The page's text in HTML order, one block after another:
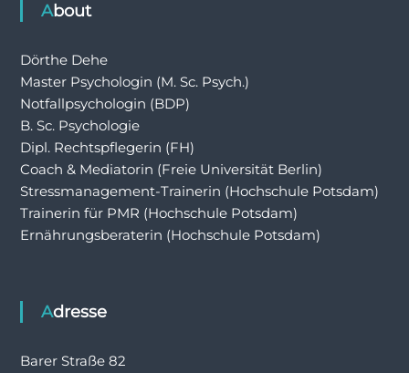
About
Dörthe Dehe
Master Psychologin (M. Sc. Psych.)
Notfallpsychologin (BDP)
B. Sc. Psychologie
Dipl. Rechtspflegerin (FH)
Coach & Mediatorin (Freie Universität Berlin)
Stressmanagement-Trainerin (Hochschule Potsdam)
Trainerin für PMR (Hochschule Potsdam)
Ernährungsberaterin (Hochschule Potsdam)
Adresse
Barer Straße 82